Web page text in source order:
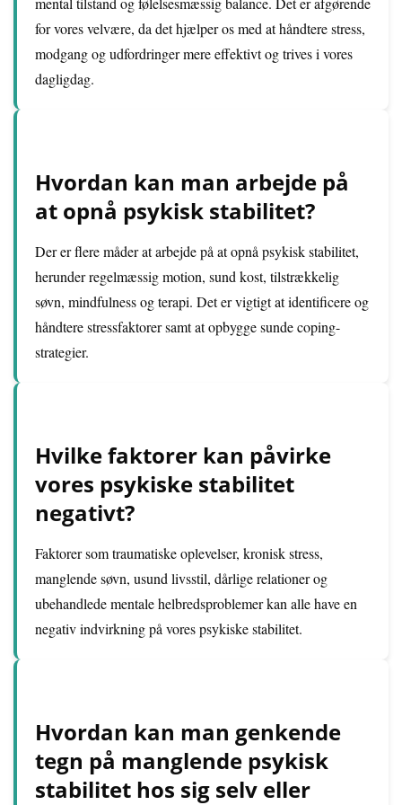
for vores velvære, da det hjælper os med at håndtere stress,
modgang og udfordringer mere effektivt og trives i vores
dagligdag.
Hvordan kan man arbejde på
at opnå psykisk stabilitet?
Der er flere måder at arbejde på at opnå psykisk stabilitet,
herunder regelmæssig motion, sund kost, tilstrækkelig
søvn, mindfulness og terapi. Det er vigtigt at identificere og
håndtere stressfaktorer samt at opbygge sunde coping-
strategier.
Hvilke faktorer kan påvirke
vores psykiske stabilitet
negativt?
Faktorer som traumatiske oplevelser, kronisk stress,
manglende søvn, usund livsstil, dårlige relationer og
ubehandlede mentale helbredsproblemer kan alle have en
negativ indvirkning på vores psykiske stabilitet.
Hvordan kan man genkende
tegn på manglende psykisk
stabilitet hos sig selv eller